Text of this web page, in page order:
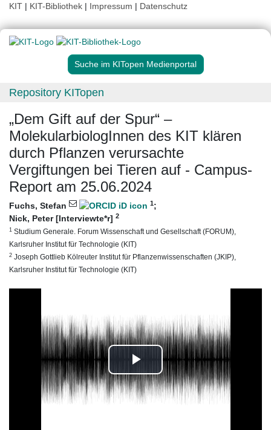
KIT | KIT-Bibliothek | Impressum | Datenschutz
Suche im KITopen Medienportal
Repository KITopen
„Dem Gift auf der Spur“ –
MolekularbiologInnen des KIT klären
durch Pflanzen verursachte
Vergiftungen bei Tieren auf - Campus-
Report am 25.06.2024
Fuchs, Stefan 1;
Nick, Peter [Interviewte*r] 2
1 Studium Generale. Forum Wissenschaft und Gesellschaft (FORUM),
Karlsruher Institut für Technologie (KIT)
2 Joseph Gottlieb Kölreuter Institut für Pflanzenwissenschaften (JKIP),
Karlsruher Institut für Technologie (KIT)
Play
Video